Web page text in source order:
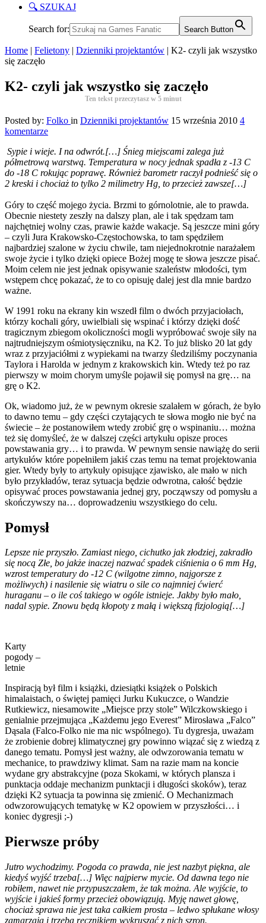
🔍 SZUKAJ
Search for: Search Button
Home | Felietony | Dzienniki projektantów | K2- czyli jak wszystko
się zaczęło
K2- czyli jak wszystko się zaczęło
Ten tekst przeczytasz w 5 minut
Posted by: Folko in Dzienniki projektantów 15 września 2010 4
komentarze
Sypie i wieje. I na odwrót.[…] Śnieg miejscami zalega już
półmetrową warstwą. Temperatura w nocy jednak spadła z -13 C
do -18 C rokując poprawę. Również barometr raczył podnieść się o
2 kreski i chociaż to tylko 2 milimetry Hg, to przecież zawsze[…]
Góry to część mojego życia. Brzmi to górnolotnie, ale to prawda.
Obecnie niestety zeszły na dalszy plan, ale i tak spędzam tam
najchętniej wolny czas, prawie każde wakacje. Są jeszcze mini góry
– czyli Jura Krakowsko-Częstochowska, to tam spędziłem
najbardziej szalone w życiu chwile, tam niejednokrotnie narażałem
swoje życie i tylko dzięki opiece Bożej mogę te słowa jeszcze pisać.
Moim celem nie jest jednak opisywanie szaleństw młodości, tym
wstępem chcę pokazać, że to co opisuję dalej jest dla mnie bardzo
ważne.
W 1991 roku na ekrany kin wszedł film o dwóch przyjaciołach,
którzy kochali góry, uwielbiali się wspinać i którzy dzięki dość
tragicznym zbiegom okoliczności mogli wypróbować swoje siły na
najtrudniejszym ośmiotysięczniku, na K2. To już blisko 20 lat gdy
wraz z przyjaciółmi z wypiekami na twarzy śledziliśmy poczynania
Taylora i Harolda w jednym z krakowskich kin. Wtedy też po raz
pierwszy w moim chorym umyśle pojawił się pomysł na grę… na
grę o K2.
Ok, wiadomo już, że w pewnym okresie szalałem w górach, że było
to dawno temu – gdy części czytających te słowa mogło nie być na
świecie – że postanowiłem wtedy zrobić grę o wspinaniu… można
też się domyśleć, że w dalszej części artykułu opisze proces
powstawania gry… i to prawda. W pewnym sensie nawiążę do serii
artykułów które popełniłem jakiś czas temu na temat projektowania
gier. Wtedy były to artykuły opisujące zjawisko, ale mało w nich
było przykładów, teraz sytuacja będzie odwrotna, całość będzie
opisywać proces powstawania jednej gry, począwszy od pomysłu a
skończywszy na… doprowadzeniu wszystkiego do celu.
Pomysł
Lepsze nie przyszło. Zamiast niego, cichutko jak złodziej, zakradło
się nocą Złe, bo jakże inaczej nazwać spadek ciśnienia o 6 mm Hg,
wzrost temperatury do -12 C (wilgotne zimno, najgorsze z
możliwych) i nasilenie się wiatru o sile co najmniej ćwierć
huraganu – o ile coś takiego w ogóle istnieje. Jakby było mało,
nadal sypie. Znowu będą kłopoty z małą i większą fizjologią[…]
Karty
pogody –
letnie
Inspiracją był film i książki, dziesiątki książek o Polskich
himalaistach, o świętej pamięci Jurku Kukuczce, o Wandzie
Rutkiewicz, niesamowite „Miejsce przy stole” Wilczkowskiego i
genialnie przejmująca „Każdemu jego Everest” Mirosława „Falco”
Dąsala (Falco-Folko nie ma nic wspólnego). Tu dygresja, uważam
że zrobienie dobrej klimatycznej gry powinno wiązać się z wiedzą z
danego tematu. Pomysł jest ważny, ale odwzorowania tematu w
mechanice, to prawdziwy klimat. Sam na razie mam na koncie
wydane gry abstrakcyjne (poza Skokami, w których plansza i
punktacja oddaje mechanizm punktacji i długości skoków), teraz
dzięki K2 sytuacja ta powinna się zmienić. O Mechanizmach
odwzorowujących tematykę w K2 opowiem w przyszłości… i
koniec dygresji ;-)
Pierwsze próby
Jutro wychodzimy. Pogoda co prawda, nie jest nazbyt piękna, ale
kiedyś wyjść trzeba[…] Więc najpierw mycie. Od dawna tego nie
robiłem, nawet nie przypuszczałem, że tak można. Ale wyjście, to
wyjście i jakieś formy przecież obowiązują. Myję nawet głowę,
chociaż sprawa nie jest taka całkiem prosta – ledwo spłukane włosy
zamarzają i trzeba ręcznikiem wykruszać z nich szron.